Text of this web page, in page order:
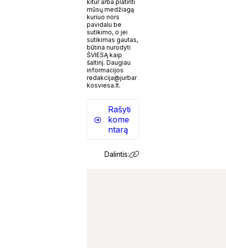
kitur arba platinti
mūsų medžiagą
kuriuo nors
pavidalu be
sutikimo, o jei
sutikimas gautas,
būtina nurodyti
ŠVIESĄ kaip
šaltinį. Daugiau
informacijos
redakcija@jurbar
kosviesa.lt.
Rašyti
kome
ntarą
Dalintis: